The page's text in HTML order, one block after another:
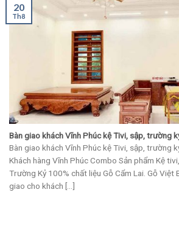
Bàn giao khách Vĩnh Phúc kệ Tivi, sập, trường
Bàn giao khách Vĩnh Phúc kệ Tivi, sập, trường
Khách hàng Vĩnh Phúc Combo Sản phẩm Kệ
Trường Kỷ 100% chất liệu Gỗ Cẩm Lai. Gỗ Việt
giao cho khách [...]
20
Th8